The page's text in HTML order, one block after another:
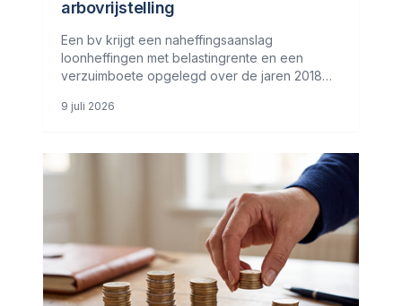
arbovrijstelling
Een bv krijgt een naheffingsaanslag
loonheffingen met belastingrente en een
verzuimboete opgelegd over de jaren 2018
voor personal training en
9 juli 2026